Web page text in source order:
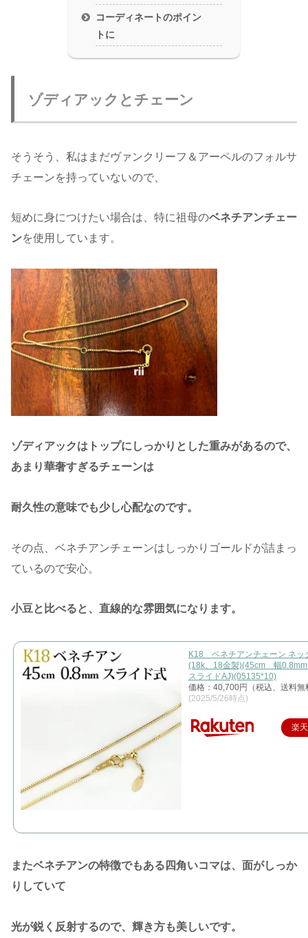
コーディネートのポイン
トに
ゾディアックとチェーン
そうそう、私はまだヴァンクリーフ＆アーペルのフォルサ
チェーンを持っていないので、
短めに身につけたい場合は、特に祖母のベネチアンチェー
ンを使用しています。
ゾディアックはトップにしっかりとした重みがあるので、
あまり華奢すぎるチェーンは
耐久性の意味でも少し心配なのです。
その点、ベネチアンチェーンはしっかりゴールドが詰まっ
ているので安心。
小豆と比べると、直線的な雰囲気になります。
K18 ベネチアンチェーン ネッ
(18k、18金製)(45cm 幅
スライドAJ)(05135*10)
価格：40,700円（税込、送料無
(2025/5/26時点)
楽
またベネチアンの特徴でもある四角いコマは、面がしっか
りしていて
光が鋭く反射するので、輝き方も美しいです。